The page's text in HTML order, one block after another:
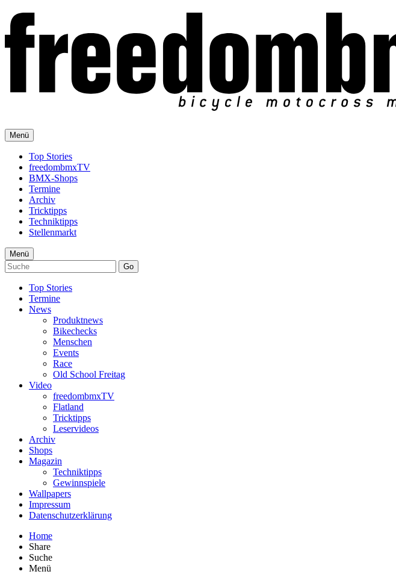
Menü
Top Stories
freedombmxTV
BMX-Shops
Termine
Archiv
Tricktipps
Techniktipps
Stellenmarkt
Menü
Go
Top Stories
Termine
News
Produktnews
Bikechecks
Menschen
Events
Race
Old School Freitag
Video
freedombmxTV
Flatland
Tricktipps
Leservideos
Archiv
Shops
Magazin
Techniktipps
Gewinnspiele
Wallpapers
Impressum
Datenschutzerklärung
Home
Share
Suche
Menü